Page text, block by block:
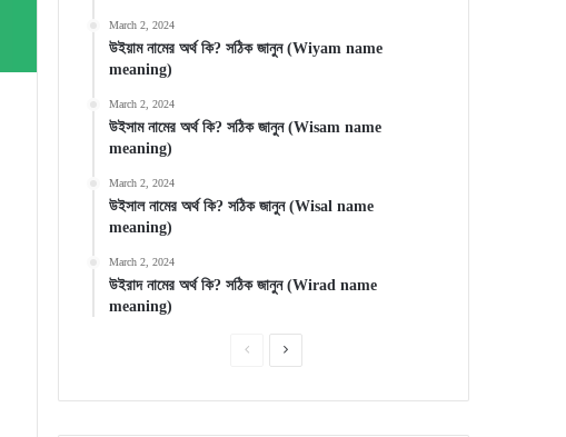
March 2, 2024
উইয়াম নামের অর্থ কি? সঠিক জানুন (Wiyam name
meaning)
March 2, 2024
উইসাম নামের অর্থ কি? সঠিক জানুন (Wisam name
meaning)
March 2, 2024
উইসাল নামের অর্থ কি? সঠিক জানুন (Wisal name
meaning)
March 2, 2024
উইরাদ নামের অর্থ কি? সঠিক জানুন (Wirad name
meaning)
PreviousNext